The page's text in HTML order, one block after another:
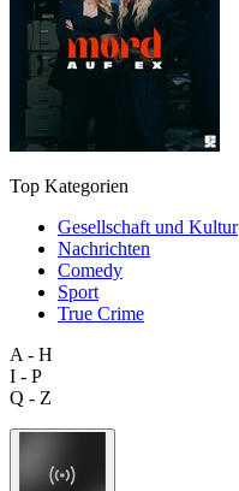
Top Kategorien
Gesellschaft und Kultur
Nachrichten
Comedy
Sport
True Crime
A - H
I - P
Q - Z